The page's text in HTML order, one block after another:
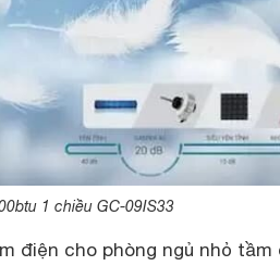
1 chiều GC-09IS33
điện cho phòng ngủ nhỏ tầm